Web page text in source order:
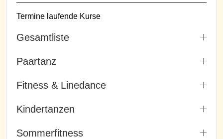
Termine laufende Kurse
Gesamtliste
Paartanz
Fitness & Linedance
Kindertanzen
Sommerfitness